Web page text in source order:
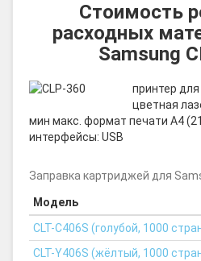
Стоимость
расходных
Samsung
принтер
цветная
мин макс. формат печати A4
интерфейсы: USB
Заправка картриджей для
Модель
CLT-C406S (голубой, 1000
CLT-Y406S (жёлтый, 1000